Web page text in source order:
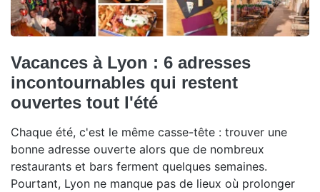
Vacances à Lyon : 6 adresses
incontournables qui restent
ouvertes tout l'été
Chaque été, c'est le même casse-tête : trouver une
bonne adresse ouverte alors que de nombreux
restaurants et bars ferment quelques semaines.
Pourtant, Lyon ne manque pas de lieux où prolonger